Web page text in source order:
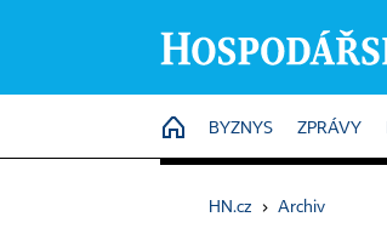
HOME
BYZNYS ZPRÁVY
HN.cz › Archiv